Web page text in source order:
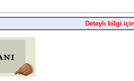
Detaylı bilgi